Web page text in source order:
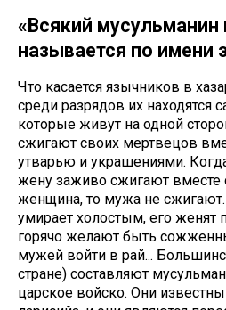
«Всякий мусульманин
называется по имени
Что касается язычников в
среди разрядов их находятся
которые живут на одной
сжигают своих мертвецов
утварью и украшениями.
жену заживо сжигают вместе
женщина, то мужа не сжигают.
умирает холостым, его
горячо желают быть
мужей войти в рай...
стране) составляют
царское войско. Они